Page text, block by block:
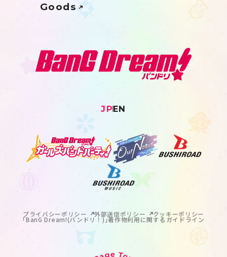
Goods
JPEN
プライバシーポリシー 外部送信ポリシー クッキーポリシー
｢BanG Dream!(バンドリ！)｣著作物利用に関するガイドライン